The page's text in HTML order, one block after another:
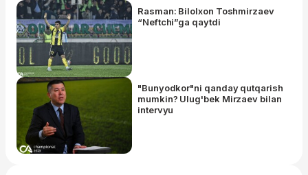
Rasman: Bilolxon Toshmirzaev
“Neftchi”ga qaytdi
"Bunyodkor"ni qanday qutqarish
mumkin? Ulug'bek Mirzaev bilan
intervyu